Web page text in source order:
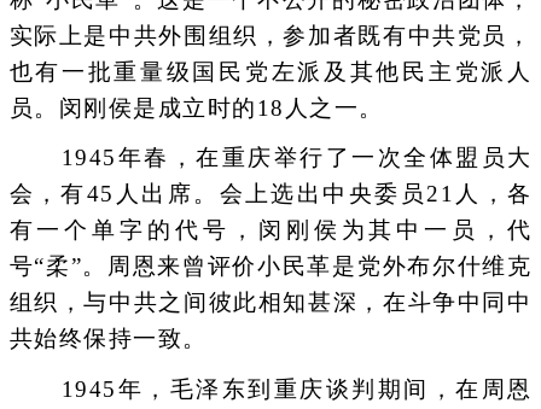
实际上是中共外围组织，参加者既有中共党员，
也有一批重量级国民党左派及其他民主党派人
员。闵刚侯是成立时的18人之一。
1945年春，在重庆举行了一次全体盟员大
会，有45人出席。会上选出中央委员21人，各
有一个单字的代号，闵刚侯为其中一员，代
号“柔”。周恩来曾评价小民革是党外布尔什维克
组织，与中共之间彼此相知甚深，在斗争中同中
共始终保持一致。
1945年，毛泽东到重庆谈判期间，在周恩